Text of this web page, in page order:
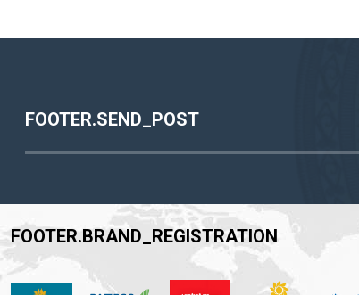
FOOTER.SEND_POST
FOOTER.BRAND_REGISTRATION